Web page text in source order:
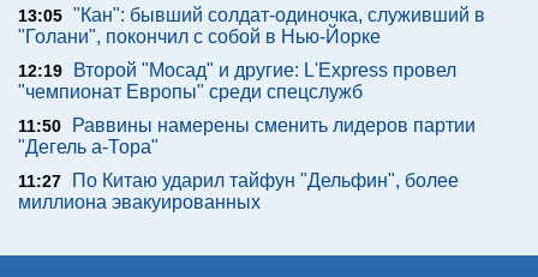
13:05 "Кан": бывший солдат-одиночка, служивший в
"Голани", покончил с собой в Нью-Йорке
12:19
Второй "Мосад" и другие: L'Express провел
"чемпионат Европы" среди спецслужб
11:50
Раввины намерены сменить лидеров партии
"Дегель а-Тора"
11:27
По Китаю ударил тайфун "Дельфин", более
миллиона эвакуированных